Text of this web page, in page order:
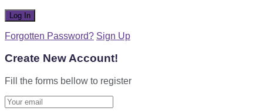
Forgotten Password? Sign Up
Create New Account!
Fill the forms bellow to register